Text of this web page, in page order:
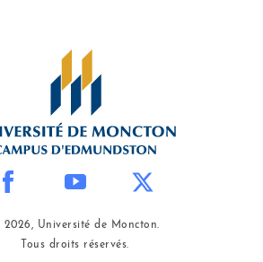
2026, Université de Moncton.
Tous droits réservés.